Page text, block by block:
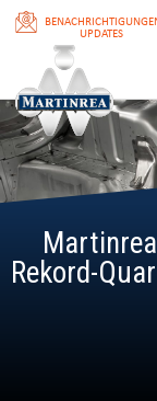
UPDATES
Rekord-